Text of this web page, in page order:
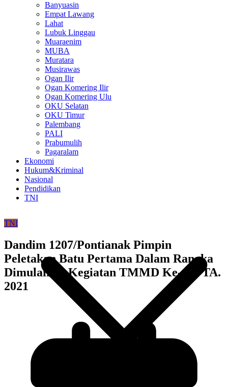
Banyuasin
Empat Lawang
Lahat
Lubuk Linggau
Muaraenim
MUBA
Muratara
Musirawas
Ogan Ilir
Ogan Komering Ilir
Ogan Komering Ulu
OKU Selatan
OKU Timur
Palembang
PALI
Prabumulih
Pagaralam
Ekonomi
Hukum&Kriminal
Nasional
Pendidikan
TNI
TNI
Dandim 1207/Pontianak Pimpin
Peletakan Batu Pertama Dalam Rangka
Dimulainya Kegiatan TMMD Ke-111 TA.
2021